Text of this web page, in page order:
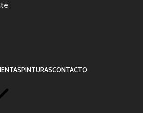
PINTURASCONTACTO